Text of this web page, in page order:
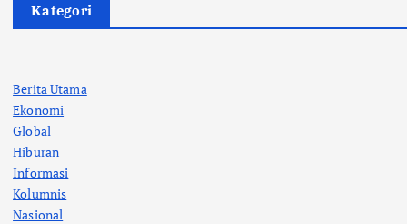
n
Kategori
Berita Utama
Ekonomi
Global
Hiburan
Informasi
Kolumnis
Nasional